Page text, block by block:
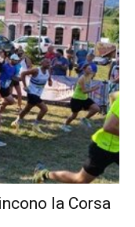
la Corsa